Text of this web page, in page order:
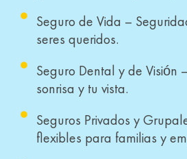
Seguro de Vida –
seres queridos.
Seguro Dental y de Visión
sonrisa y tu vista.
Seguros Privados y
flexibles para familias y